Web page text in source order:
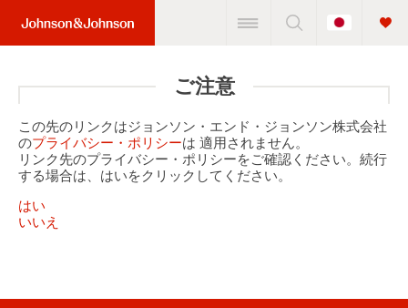
Logo)
Change
Country
ご注意
この先のリンクはジョンソン・エンド・ジョンソン株式会社
のプライバシー・ポリシーは 適用されません。
リンク先のプライバシー・ポリシーをご確認ください。続行
する場合は、はいをクリックしてください。
はい
いいえ